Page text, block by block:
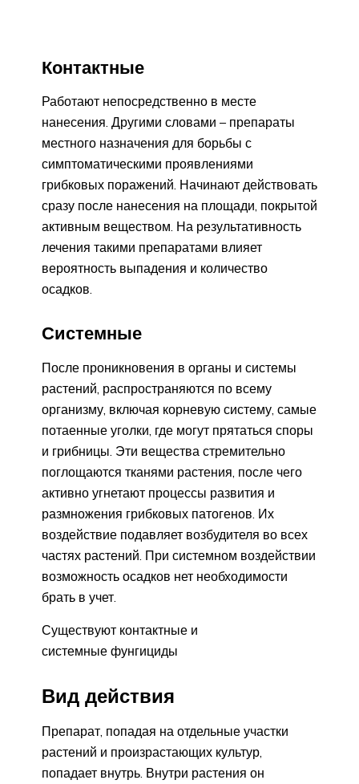
Контактные
Работают непосредственно в месте
нанесения. Другими словами – препараты
местного назначения для борьбы с
симптоматическими проявлениями
грибковых поражений. Начинают действовать
сразу после нанесения на площади, покрытой
активным веществом. На результативность
лечения такими препаратами влияет
вероятность выпадения и количество
осадков.
Системные
После проникновения в органы и системы
растений, распространяются по всему
организму, включая корневую систему, самые
потаенные уголки, где могут прятаться споры
и грибницы. Эти вещества стремительно
поглощаются тканями растения, после чего
активно угнетают процессы развития и
размножения грибковых патогенов. Их
воздействие подавляет возбудителя во всех
частях растений. При системном воздействии
возможность осадков нет необходимости
брать в учет.
Существуют контактные и
системные фунгициды
Вид действия
Препарат, попадая на отдельные участки
растений и произрастающих культур,
попадает внутрь. Внутри растения он